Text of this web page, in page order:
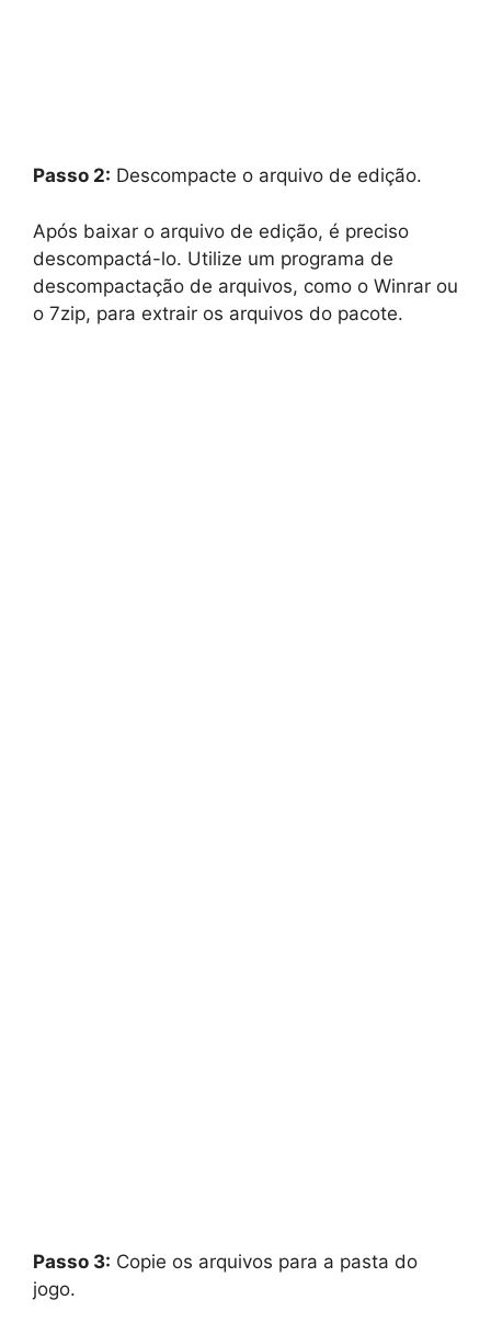
Passo 2: Descompacte o arquivo de edição.
Após baixar o arquivo de edição, é preciso
descompactá-lo. Utilize um programa de
descompactação de arquivos, como o Winrar ou
o 7zip, para extrair os arquivos do pacote.
Passo 3: Copie os arquivos para a pasta do
jogo.